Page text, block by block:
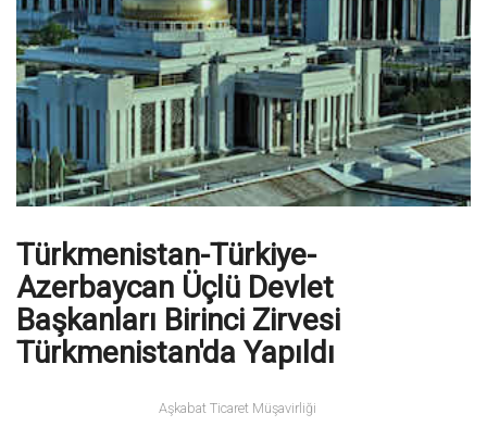
Türkmenistan-Türkiye-
Azerbaycan Üçlü Devlet
Başkanları Birinci Zirvesi
Türkmenistan'da Yapıldı
Aşkabat Ticaret Müşavirliği